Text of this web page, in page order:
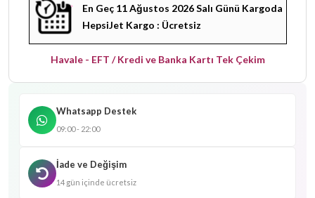
En Geç 11 Ağustos 2026 Salı Günü Kargoda
HepsiJet Kargo : Ücretsiz
Havale - EFT / Kredi ve Banka Kartı Tek Çekim
Whatsapp Destek
09:00 - 22:00
İade ve Değişim
14 gün içinde ücretsiz